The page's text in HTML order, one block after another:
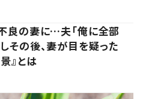
不良の妻に…夫「俺に全部
その後、妻が目を疑った
』とは